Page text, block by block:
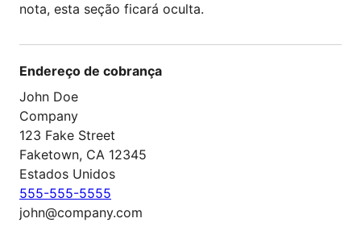
nota, esta seção ficará oculta.
Endereço de cobrança
John Doe
Company
123 Fake Street
Faketown, CA 12345
Estados Unidos
555-555-5555
john@company.com